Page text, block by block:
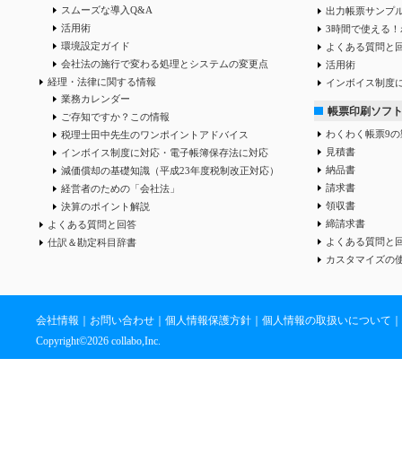
スムーズな導入Q&A
活用術
環境設定ガイド
会社法の施行で変わる処理とシステムの変更点
経理・法律に関する情報
業務カレンダー
ご存知ですか？この情報
税理士田中先生のワンポイントアドバイス
インボイス制度に対応・電子帳簿保存法に対応
減価償却の基礎知識（平成23年度税制改正対応）
経営者のための「会社法」
決算のポイント解説
よくある質問と回答
仕訳＆勘定科目辞書
出力帳票サンプ
3時間で使える
よくある質問と
活用術
インボイス制度
帳票印刷ソフト
わくわく帳票9
見積書
納品書
請求書
領収書
締請求書
よくある質問と
カスタマイズの
会社情報 お問い合わせ 個人情報保護方針 個人情報の取扱いについて
Copyright©2026 collabo,Inc.